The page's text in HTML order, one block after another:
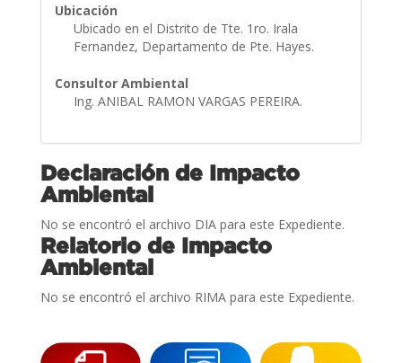
Ubicación
Ubicado en el Distrito de Tte. 1ro. Irala
Fernandez, Departamento de Pte. Hayes.
Consultor Ambiental
Ing. ANIBAL RAMON VARGAS PEREIRA.
Declaración de Impacto
Ambiental
No se encontró el archivo DIA para este Expediente.
Relatorio de Impacto
Ambiental
No se encontró el archivo RIMA para este Expediente.